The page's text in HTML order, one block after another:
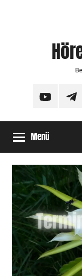
YouTube
Menü